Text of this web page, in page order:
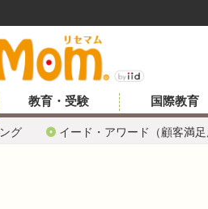
グ イード・アワード（顧客満足
教育・受験 国際教育